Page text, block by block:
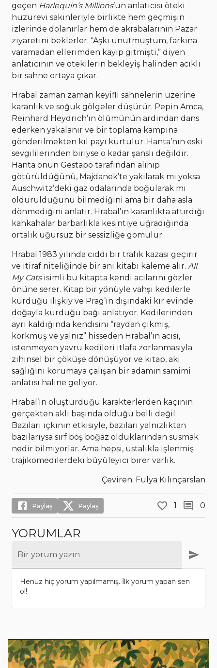
geçen Harlequin’s Millions’un anlatıcısı öteki
huzurevi sakinleriyle birlikte hem geçmişin
izlerinde dolanırlar hem de akrabalarının Pazar
ziyaretini beklerler. “Aşkı unutmuştum, farkına
varamadan ellerimden kayıp gitmişti,” diyen
anlatıcının ve ötekilerin bekleyiş halinden acıklı
bir sahne ortaya çıkar.
Hrabal zaman zaman keyifli sahnelerin üzerine
karanlık ve soğuk gölgeler düşürür. Pepin Amca,
Reinhard Heydrich’in ölümünün ardından dans
ederken yakalanır ve bir toplama kampına
gönderilmekten kıl payı kurtulur. Hanta’nın eski
sevgililerinden biriyse o kadar şanslı değildir.
Hanta onun Gestapo tarafından alınıp
götürüldüğünü, Majdanek’te yakılarak mı yoksa
Auschwitz’deki gaz odalarında boğularak mı
öldürüldüğünü bilmediğini ama bir daha asla
dönmediğini anlatır. Hrabal’ın karanlıkta attırdığı
kahkahalar barbarlıkla kesintiye uğradığında
ortalık uğursuz bir sessizliğe gömülür.
Hrabal 1983 yılında ciddi bir trafik kazası geçirir
ve itiraf niteliğinde bir anı kitabı kaleme alır. All
My Catsisimli bu kitapta kendi acılarını gözler
önüne serer. Kitap bir yönüyle vahşi kedilerle
kurduğu ilişkiy ve Prag’ın dışındaki kır evinde
doğayla kurduğu bağı anlatıyor. Kedilerinden
ayrı kaldığında kendisini “raydan çıkmış,
korkmuş ve yalnız” hisseden Hrabal’ın acısı,
istenmeyen yavru kedileri itlafa zorlanmasıyla
zihinsel bir çöküşe dönüşüyor ve kitap, akı
sağlığını korumaya çalışan bir adamın samimi
anlatısı haline geliyor.
Hrabal’ın oluşturduğu karakterlerden kaçının
gerçekten aklı başında olduğu belli değil.
Bazıları içkinin etkisiyle, bazıları yalnızlıktan
bazılarıysa sırf boş boğaz olduklarından susmak
nedir bilmiyorlar. Ama hepsi, ustalıkla işlenmiş
trajikomedilerdeki büyüleyici birer varlık.
Çeviren: Fulya Kılınçarslan
Paylaş Paylaş 1 0
YORUMLAR
Bir yorum yazın
Henüz hiç yorum yapılmamış. İlk yorum yapan sen
ol!